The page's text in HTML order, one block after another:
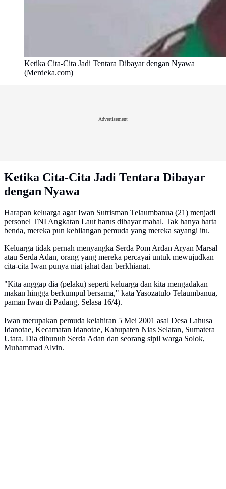
Ketika Cita-Cita Jadi Tentara Dibayar dengan Nyawa
(Merdeka.com)
Advertisement
Ketika Cita-Cita Jadi Tentara Dibayar
dengan Nyawa
Harapan keluarga agar Iwan Sutrisman Telaumbanua (21) menjadi
personel TNI Angkatan Laut harus dibayar mahal. Tak hanya harta
benda, mereka pun kehilangan pemuda yang mereka sayangi itu.
Keluarga tidak pernah menyangka Serda Pom Ardan Aryan Marsal
atau Serda Adan, orang yang mereka percayai untuk mewujudkan
cita-cita Iwan punya niat jahat dan berkhianat.
"Kita anggap dia (pelaku) seperti keluarga dan kita mengadakan
makan hingga berkumpul bersama," kata Yasozatulo Telaumbanua,
paman Iwan di Padang, Selasa 16/4).
Iwan merupakan pemuda kelahiran 5 Mei 2001 asal Desa Lahusa
Idanotae, Kecamatan Idanotae, Kabupaten Nias Selatan, Sumatera
Utara. Dia dibunuh Serda Adan dan seorang sipil warga Solok,
Muhammad Alvin.